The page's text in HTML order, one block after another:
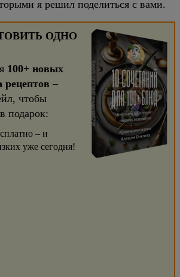
я решил поделиться с вами.
ОДНО
100+ новых
рецептов –
чтобы
подарок:
– и
уже сегодня!